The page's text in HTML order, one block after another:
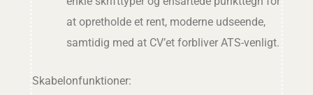
at opretholde et rent, moderne udseende,
samtidig med at CV’et forbliver ATS-venligt.
Skabelonfunktioner: